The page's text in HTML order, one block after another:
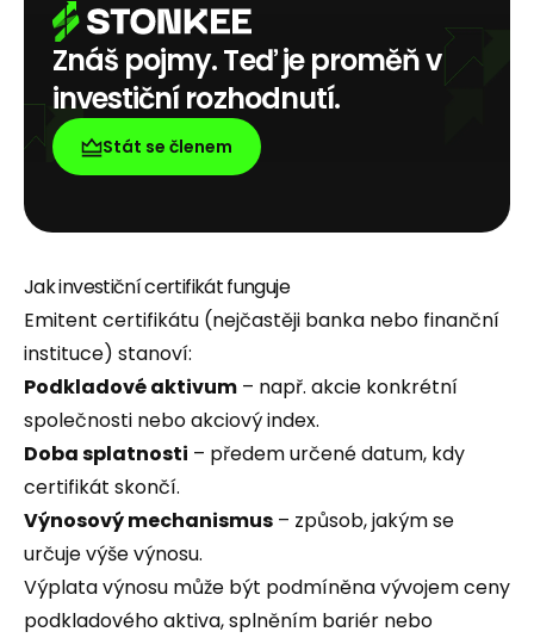
Znáš pojmy. Teď je proměň v
investiční rozhodnutí.
Stát se členem
Jak investiční certifikát funguje
Emitent certifikátu (nejčastěji banka nebo finanční
instituce) stanoví:
Podkladové aktivum – např. akcie konkrétní
společnosti nebo akciový index.
Doba splatnosti – předem určené datum, kdy
certifikát skončí.
Výnosový mechanismus – způsob, jakým se
určuje výše výnosu.
Výplata výnosu může být podmíněna vývojem ceny
podkladového aktiva, splněním bariér nebo